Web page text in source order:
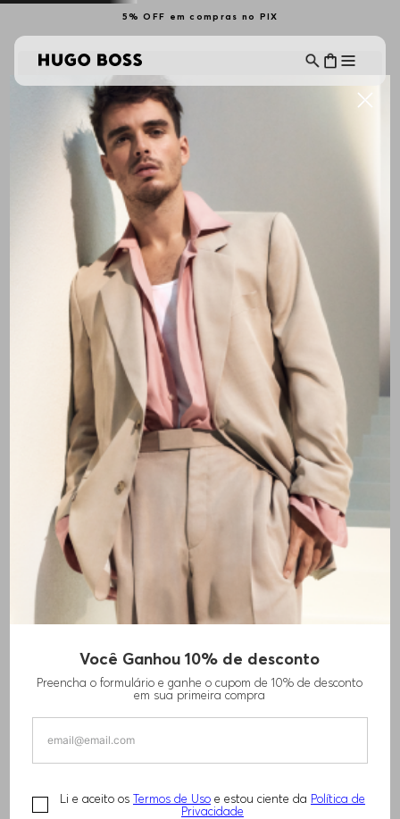
5% OFF em compras no PIX
Você Ganhou 10% de desconto
Preencha o formulário e ganhe o cupom de 10% de desconto
em sua primeira compra
Li e aceito os Termos de Uso e estou ciente da Política de
Privacidade